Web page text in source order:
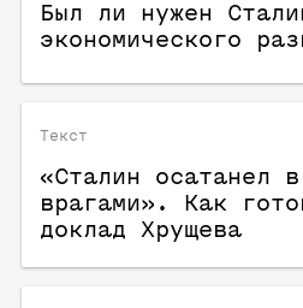
Был ли нужен
экономического
Текст
«Сталин осатанел
врагами». Как
доклад Хрущева